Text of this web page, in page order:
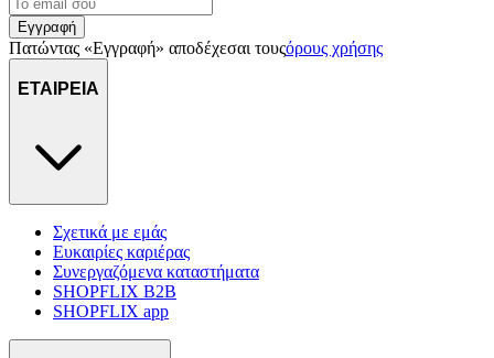
Εγγραφή
Πατώντας «Εγγραφή» αποδέχεσαι τουςόρους χρήσης
ΕΤΑΙΡΕΙΑ
Σχετικά με εμάς
Ευκαιρίες καριέρας
Συνεργαζόμενα καταστήματα
SHOPFLIX B2B
SHOPFLIX app